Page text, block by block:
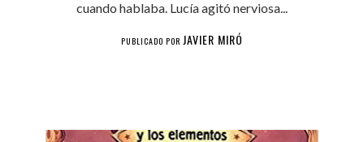
cuando hablaba. Lucía agitó nerviosa...
PUBLICADO POR JAVIER MIRÓ